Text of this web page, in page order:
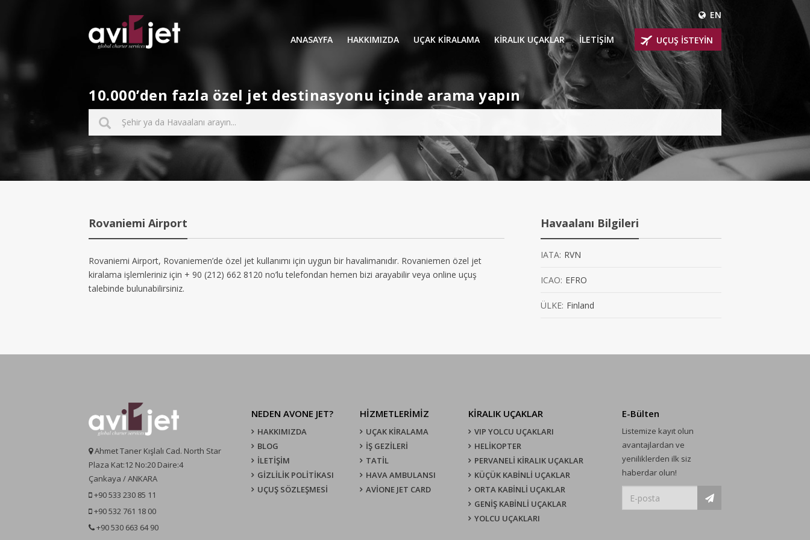
EN
ANASAYFA HAKKIMIZDA UÇAK KİRALAMA
İŞ GEZİLERİ TATİL
AVİONE JET CARD
KIRALIK UÇAKLAR
VIP YOLCU UÇAKLARI
HELİKOPTER
KÜÇÜK KABİNLİ UÇAKLAR
ORTA KABİNLİ UÇAKLAR
YOLCU UÇAKLARI
İLETİŞİM UÇUŞ İSTEYİN
10.000’den fazla özel jet destinasyonu içinde arama yapın
Rovaniemi Airport
Rovaniemi Airport, Rovaniemen’de özel jet kullanımı için uygun bir havalimanıdır. Rovaniemen özel jet
kiralama işlemleriniz için + 90 (212) 662 8120 no’lu telefondan hemen bizi arayabilir veya online uçuş
talebinde bulunabilirsiniz.
Havaalanı Bilgileri
IATA: RVN
ICAO: EFRO
ÜLKE: Finland
Ahmet Taner Kışlalı Cad. North Star
Plaza Kat:12 No:20 Daire:4
Çankaya / ANKARA
+90 533 230 85 11
+90 532 761 18 00
+90 530 663 64 90
NEDEN AVONE JET?
HAKKIMIZDA
BLOG
İLETİŞİM
GİZLİLİK POLİTİKASI
UÇUŞ SÖZLEŞMESI
HİZMETLERİMİZ
UÇAK KIRALAMA
İŞ GEZİLERİ
TATİL
HAVA AMBULANSI
AVİONE JET CARD
KIRALIK UÇAKLAR
VIP YOLCU UÇAKLARI
HELİKOPTER
PERVANELİ KİRALIK UÇAKLAR
KÜÇÜK KABİNLİ UÇAKLAR
ORTA KABİNLİ UÇAKLAR
GENİŞ KABİNLİ UÇAKLAR
YOLCU UÇAKLARI
E-Bülten
Listemize kayıt olun
avantajlardan ve
yeniliklerden ilk siz
haberdar olun!